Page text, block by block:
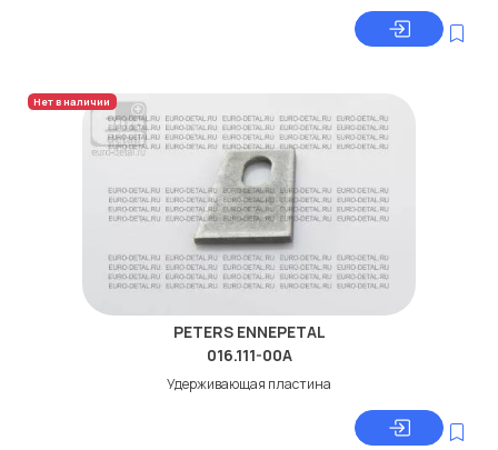
Нет в наличии
PETERS ENNEPETAL
016.111-00A
Удерживающая пластина